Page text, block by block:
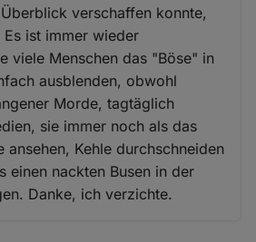
verschaffen konnte,
ist immer wieder
viele Menschen das "Böse" in
ausblenden, obwohl
Morde, tagtäglich
sie immer noch als das
ansehen, Kehle durchschneiden
einen nackten Busen in der
Danke, ich verzichte.